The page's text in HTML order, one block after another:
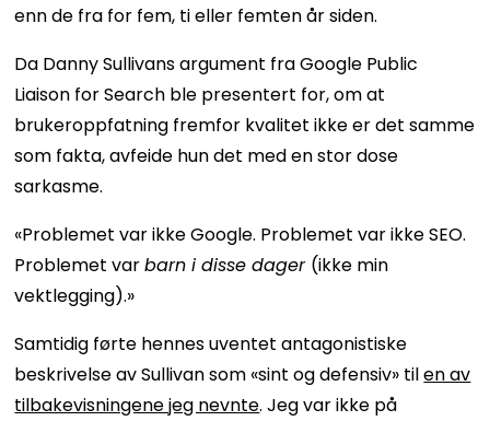
enn de fra for fem, ti eller femten år siden.
Da Danny Sullivans argument fra Google Public
Liaison for Search ble presentert for, om at
brukeroppfatning fremfor kvalitet ikke er det samme
som fakta, avfeide hun det med en stor dose
sarkasme.
«Problemet var ikke Google. Problemet var ikke SEO.
Problemet varbarn i disse dager (ikke min
vektlegging).»
Samtidig førte hennes uventet antagonistiske
beskrivelse av Sullivan som «sint og defensiv» tilen av
tilbakevisningene jeg nevnte. Jeg var ikke på